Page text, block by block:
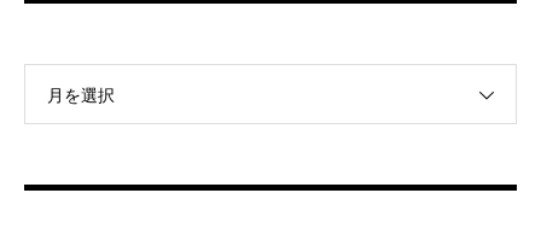
月を選択